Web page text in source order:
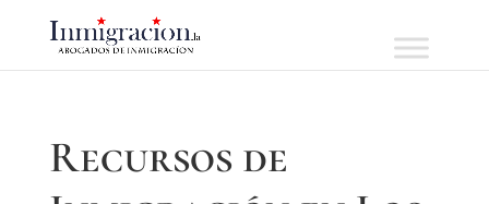
Recursos de